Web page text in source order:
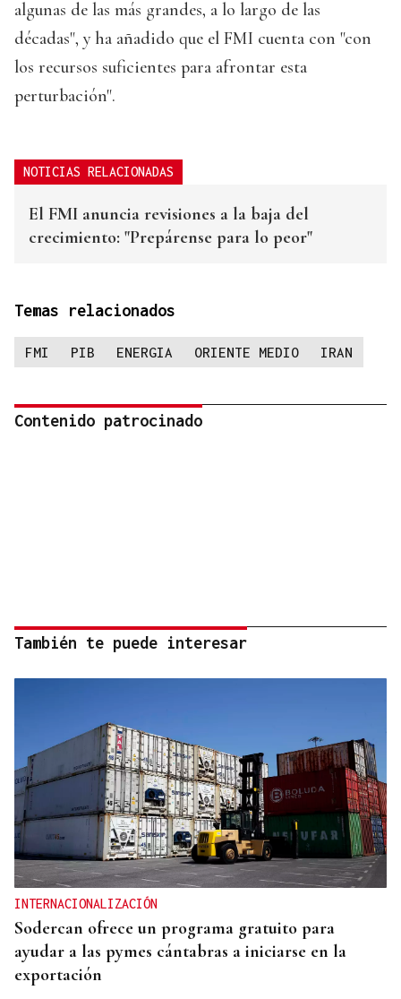
algunas de las más grandes, a lo largo de las
décadas", y ha añadido que el FMI cuenta con "con
los recursos suficientes para afrontar esta
perturbación".
NOTICIAS RELACIONADAS
El FMI anuncia revisiones a la baja del
crecimiento: "Prepárense para lo peor"
Temas relacionados
FMI PIB ENERGIA ORIENTE MEDIO IRAN
Contenido patrocinado
También te puede interesar
INTERNACIONALIZACIÓN
Sodercan ofrece un programa gratuito para
ayudar a las pymes cántabras a iniciarse en la
exportación